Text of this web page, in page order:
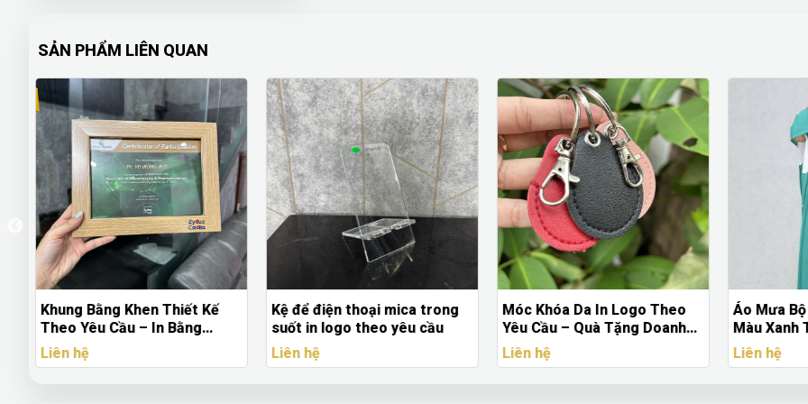
SẢN PHẨM LIÊN QUAN
Kệ để điện thoại mica trong
suốt in logo theo yêu cầu
Liên hệ
Móc Khóa Da In Logo Theo
Yêu Cầu – Quà Tặng Doanh
Nghiệp Giá Sỉ
Liên hệ
Áo Mưa Bộ Choàng Trùm Đầu
Màu Xanh Trắng – Áo Mưa In
Theo Yêu Cầu
Liên hệ
Đế Lót Ly
Tea &
Theo Yêu
Liên hệ